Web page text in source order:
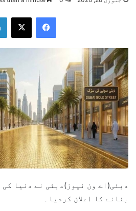
دبئی(اے ون نیوز)دبئی نے دنیا
بنانے کا اعلان کردیا۔